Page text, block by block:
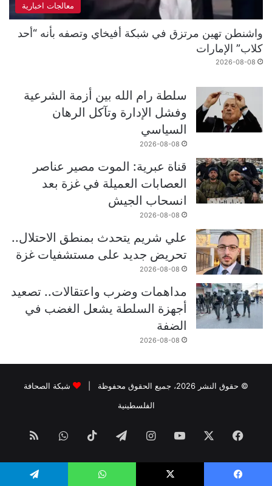
معالجات اخبارية
واشنطن تهين مرتزق في شبكة أفيخاي وتصفه بأنه “أحد
كلاب” الإمارات
2026-08-08
سلطة رام الله بين أزمة الشرعية
وفشل الإدارة وتآكل الرهان
السياسي
2026-08-08
قناة عبرية: الموت مصير عناصر
العصابات العميلة في غزة بعد
انسحاب الجيش
2026-08-08
علي شريم يتحدث بمنطق الاحتلال..
تحريض جديد على مستشفيات غزة
2026-08-08
مداهمات وضرب واعتقالات.. تصعيد
أجهزة السلطة يشعل الغضب في
الضفة
2026-08-08
© حقوق النشر 2026، جميع الحقوق محفوظة |
شبكة الصحافة
الفلسطينية
فيسبوك ‫YouTubeانستقرامتيلقرام ‫TikTokواتسابملخص
الموقع